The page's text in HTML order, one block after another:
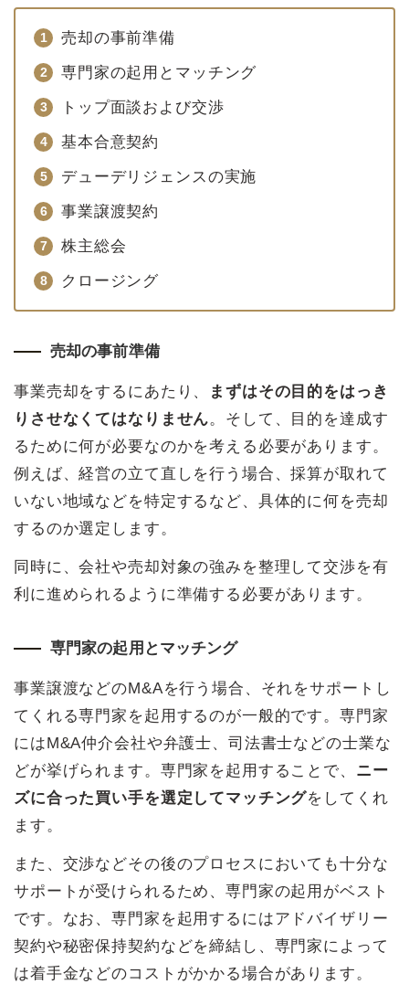
売却の事前準備
専門家の起用とマッチング
トップ面談および交渉
基本合意契約
デューデリジェンスの実施
事業譲渡契約
株主総会
クロージング
売却の事前準備
事業売却をするにあたり、
まずはその目的をはっき
りさせなくてはなりません。そして、目的を達成す
るために何が必要なのかを考える必要があります。
例えば、経営の立て直しを行う場合、採算が取れて
いない地域などを特定するなど、具体的に何を売却
するのか選定します。
同時に、会社や売却対象の強みを整理して交渉を有
利に進められるように準備する必要があります。
専門家の起用とマッチング
事業譲渡などのM&Aを行う場合、それをサポートし
てくれる専門家を起用するのが一般的です。専門家
にはM&A仲介会社や弁護士、司法書士などの士業な
どが挙げられます。専門家を起用することで、 ニー
ズに合った買い手を選定してマッチングをしてくれ
ます。
また、交渉などその後のプロセスにおいても十分な
サポートが受けられるため、専門家の起用がベスト
です。なお、専門家を起用するにはアドバイザリー
契約や秘密保持契約などを締結し、専門家によって
は着手金などのコストがかかる場合があります。